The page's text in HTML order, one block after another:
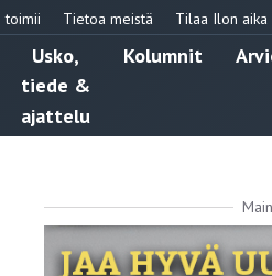
toimii Tietoa meistä Tilaa Ilon aika
Usko,
tiede &
ajattelu
Kolumnit